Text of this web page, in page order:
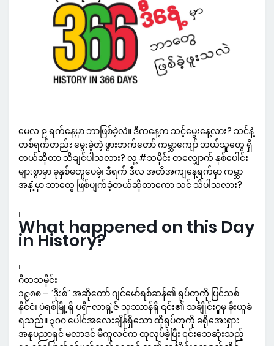
မေလ ၉ ရက်နေ့မှာ ဘာဖြစ်ခဲ့လဲ။ ဒီကနေ့က သင့်မွေးနေ့လား? သင်နဲ့
တစ်ရက်တည်း မွေးခဲ့တဲ့ ဖွားဘက်တော် ကမ္ဘာကျော် ဘယ်သူတွေ ရှိ
တယ်ဆိုတာ သိချင်ပါသလား? လူ့ #သမိုင်း တလျှောက် နှစ်ပေါင်း
များစွာမှာ ခုနှစ်မတူပေမဲ့၊ ဒီရက် ဒီလ အတိအကျနေ့ရက်မှာ ကမ္ဘာ
အနှံ့မှာ ဘာတွေ ဖြစ်ပျက်ခဲ့တယ်ဆိုတာကော သင် သိပါသလား?
၊
What happened on this Day
in History?
၊
ဂီတသမိုင်း
၁၉၈၈ – “ဒိုးစ်” အဆိုတော် ဂျင်မော်ရစ်ဆန်၏ ရုပ်တုကို ပြင်သစ်
နိုင်ငံ၊ ပဲရစ်မြို့ရှိ ပရီ-လာရှဲ့ဇ် သုဿာန်ရှိ ၎င်း၏ သင်္ချိုင်းဂူမှ ခိုးယူခံ
ရသည်။ ၃၀၀ ပေါင်အလေးချိန်ရှိသော ထိုရုပ်တုကို ခရိုအေးရှား
အနုပညာရှင် မလာဒင် မီကူလင်က ထုလုပ်ခဲ့ပြီး ၎င်းသေဆုံးသည့်